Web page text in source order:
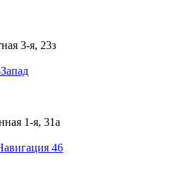
3-я, 23з
1-я, 31а
46